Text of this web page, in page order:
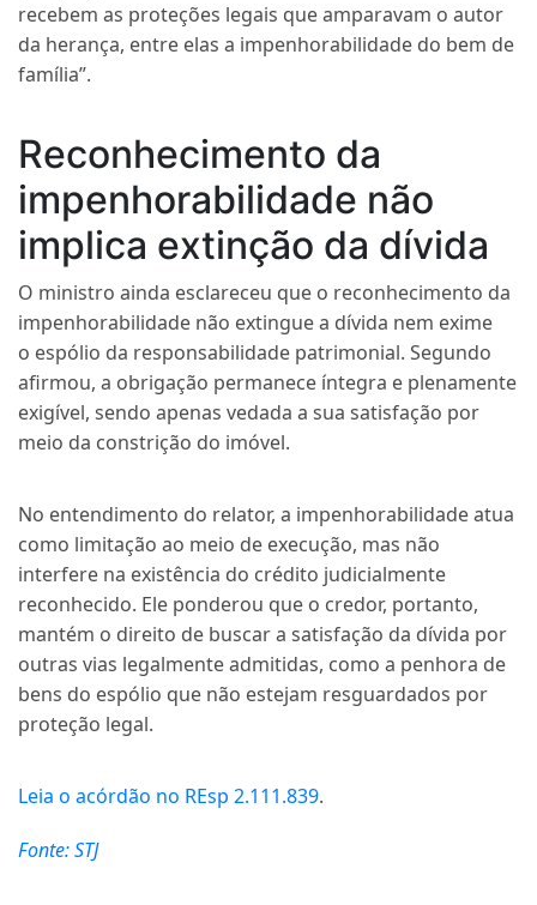
recebem as proteções legais que amparavam o autor
da herança, entre elas a impenhorabilidade do bem de
família”.
Reconhecimento da
impenhorabilidade não
implica extinção da dívida
O ministro ainda esclareceu que o reconhecimento da
impenhorabilidade não extingue a dívida nem exime
o espólio da responsabilidade patrimonial. Segundo
afirmou, a obrigação permanece íntegra e plenamente
exigível, sendo apenas vedada a sua satisfação por
meio da constrição do imóvel.
No entendimento do relator, a impenhorabilidade atua
como limitação ao meio de execução, mas não
interfere na existência do crédito judicialmente
reconhecido. Ele ponderou que o credor, portanto,
mantém o direito de buscar a satisfação da dívida por
outras vias legalmente admitidas, como a penhora de
bens do espólio que não estejam resguardados por
proteção legal.
Leia o acórdão no REsp 2.111.839.
Fonte: STJ